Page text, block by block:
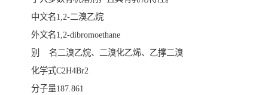
中文名1,2-二溴乙烷
外文名1,2-dibromoethane
别 名二溴乙烷、二溴化乙烯、乙撑二溴
化学式C2H4Br2
分子量187.861